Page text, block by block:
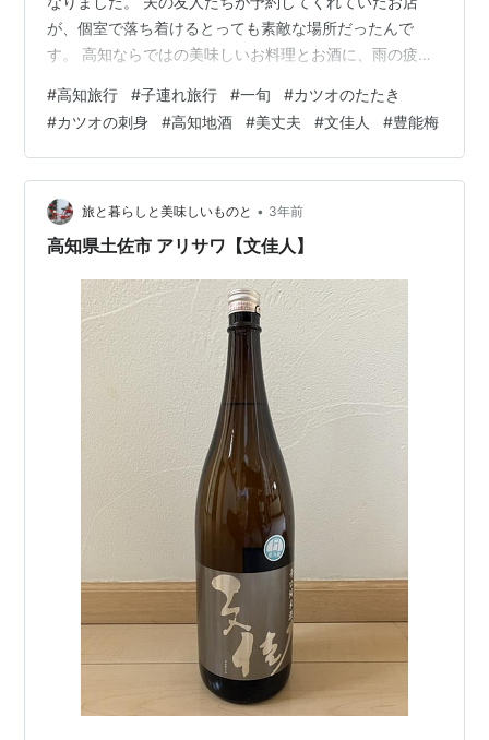
が、個室で落ち着けるとっても素敵な場所だったんで
す。 高知ならではの美味しいお料理とお酒に、雨の疲れ
の友人が予約してくれた、落ち着いた個室の素敵なお店
www.issyun.jp 今回お邪魔したのは、夫の友人たちが手
配してくれた落ち着いた雰囲気のお店です。 餃子で有名
な「安兵衛」のすぐ近くにあるお店です。 すぐ近くに安
兵衛 子連れでの居酒屋は少し気をつかうことが多いけれ
ど、今回は個室だったの…
#高知旅行 #子連れ旅行 #一旬 #カツオのたたき
#カツオの刺身 #高知地酒 #美丈夫 #文佳人 #豊能梅
旅と暮らしと美味しいものと • 3年前
高知県土佐市 アリサワ【文佳人】